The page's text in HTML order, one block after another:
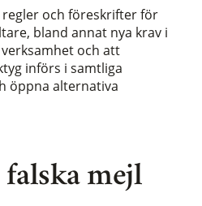
falska mejl
regler och föreskrifter för
bland annat nya krav i
och att
införs i samtliga
öppna alternativa